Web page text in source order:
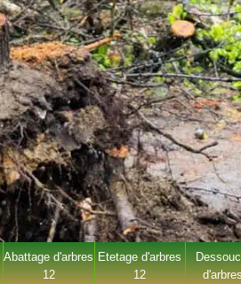
Abattage d'arbres
12
Etetage d'arbres
12